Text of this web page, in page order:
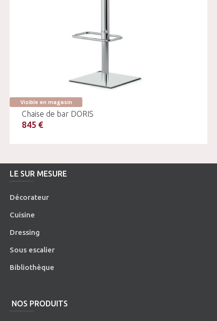
Visible en magasin
Chaise de bar DORIS
845 €
LE SUR MESURE
Décorateur
Cuisine
Dressing
Sous escalier
Bibliothèque
NOS PRODUITS